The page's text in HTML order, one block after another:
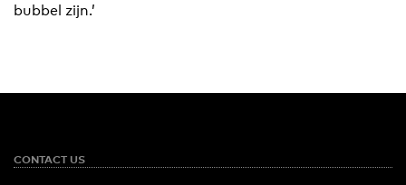
bubbel zijn.’
CONTACT US